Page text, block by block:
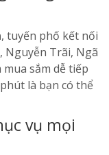
, tuyến phố kết nối
Nguyễn Trãi, Ngã
mua sắm dễ tiếp
là bạn có thể
vụ mọi